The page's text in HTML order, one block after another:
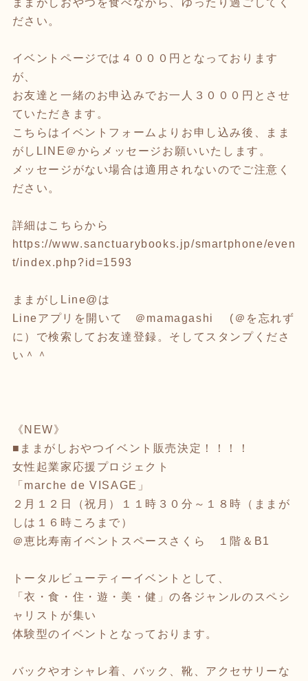
ままがしおやつを食べながら、ゆったり過ごしてく
ださい。
イベントページでは４０００円となっております
が、
お友達と一緒のお申込みでお一人３０００円とさせ
ていただきます。
こちらはイベントフォームよりお申し込み後、まま
がしLINE＠からメッセージお願いいたします。
メッセージがない場合は適用されないのでご注意く
ださい。
詳細はこちらから
https://www.sanctuarybooks.jp/smartphone/even
t/index.php?id=1593
ままがしLine@は
Lineアプリを開いて ＠mamagashi (＠を忘れず
に）で検索してお友達登録。そしてスタンプくださ
い＾＾
《NEW》
■ままがしおやつイベント販売決定！！！！
女性起業家応援プロジェクト
「marche de VISAGE」
２月１２日（祝月）１１時３０分～１８時（ままが
しは１６時ころまで）
＠恵比寿南イベントスペースさくら １階＆B1
トータルビューティーイベントとして、
「衣・食・住・遊・美・健」の各ジャンルのスペシ
ャリストが集い
体験型のイベントとなっております。
バックやオシャレ着、バック、靴、アクセサリーな